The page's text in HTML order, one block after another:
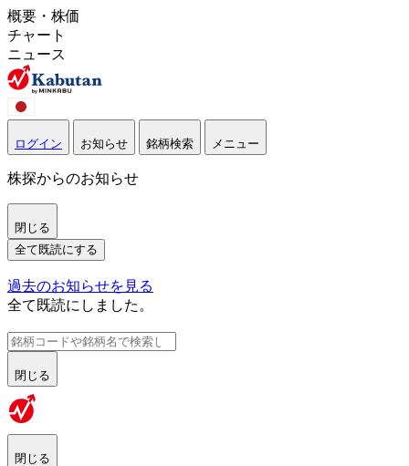
概要・株価
チャート
ニュース
ログイン お知らせ 銘柄検索 メニュー
株探からのお知らせ
閉じる
全て既読にする
過去のお知らせを見る
全て既読にしました。
閉じる
閉じる